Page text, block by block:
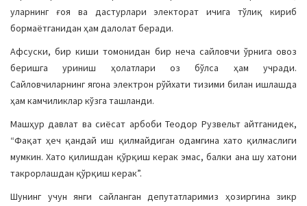
уларнинг ғоя ва дастурлари электорат ичига тўлиқ кириб
бормаётганидан ҳам далолат беради.
Афсуски, бир киши томонидан бир неча сайловчи ўрнига овоз
беришга уриниш ҳолатлари оз бўлса ҳам учради.
Сайловчиларнинг ягона электрон рўйхати тизими билан ишлашда
ҳам камчиликлар кўзга ташланди.
Машҳур давлат ва сиёсат арбоби Теодор Рузвельт айтганидек,
“Фақат ҳеч қандай иш қилмайдиган одамгина хато қилмаслиги
мумкин. Хато қилишдан қўрқиш керак эмас, балки ана шу хатони
такрорлашдан қўрқиш керак”.
Шунинг учун янги сайланган депутатларимиз ҳозиргина зикр